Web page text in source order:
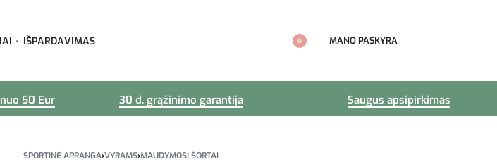
IŠPARDAVIMAS 0 MANO PASKYRA
50 Eur 30 d. grąžinimo garantija Saugus apsipirkimas
SPORTINĖ APRANGA›VYRAMS›MAUDYMOSI ŠORTAI